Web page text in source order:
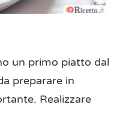
un primo piatto dal
preparare in
Realizzare